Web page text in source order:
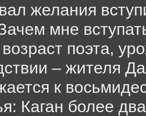
желания
мне
поэта,
– жителя
к
Каган более